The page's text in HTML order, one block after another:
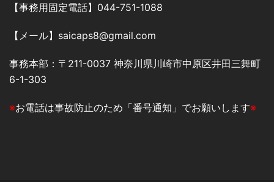
【事務用固定電話】044-751-1088
【メール】saicaps8@gmail.com
事務本部：〒211-0037 神奈川県川崎市中原区井田三舞町
6-1-303
※お電話は事故防止のため「番号通知」でお願いします※